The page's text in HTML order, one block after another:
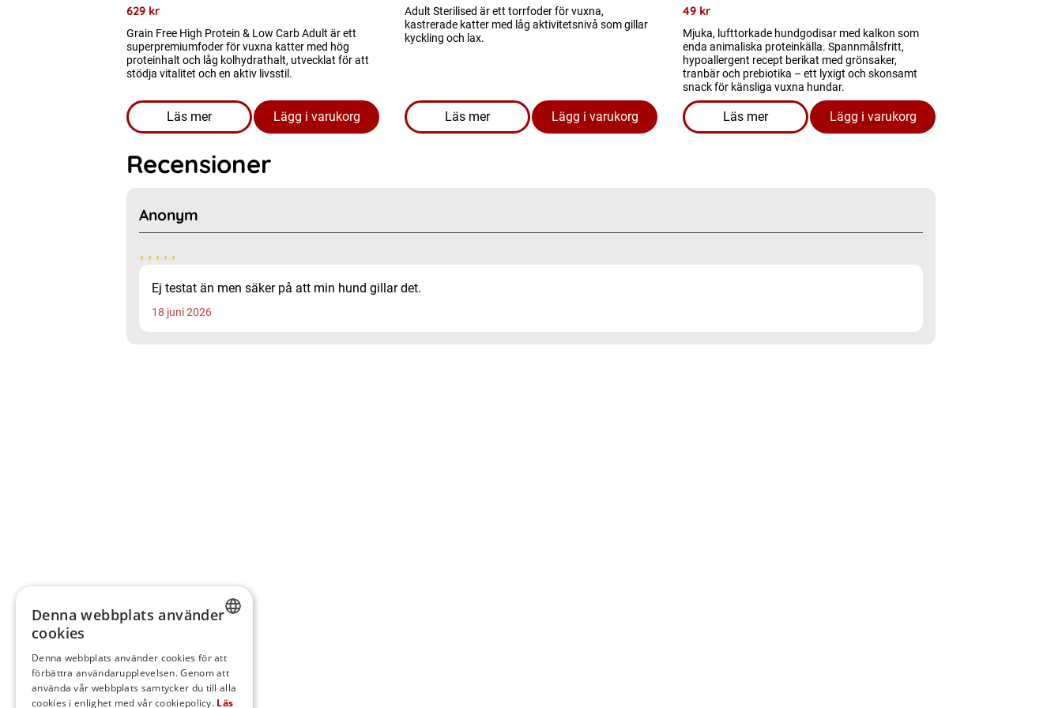
629 kr
Grain Free High Protein & Low Carb Adult är ett
superpremiumfoder för vuxna katter med hög
proteinhalt och låg kolhydrathalt, utvecklat för att
stödja vitalitet och en aktiv livsstil.
Läs mer
om produkten Kattmat - Grain Free High Protein & Low Carb Adult
Lägg i varukorg
Adult Sterilised är ett torrfoder för vuxna,
kastrerade katter med låg aktivitetsnivå som gillar
kyckling och lax.
Läs mer
om produkten Kattmat - Adult Sterilised
Lägg i varukorg
49 kr
Mjuka, lufttorkade hundgodisar med kalkon som
enda animaliska proteinkälla. Spannmålsfritt,
hypoallergent recept berikat med grönsaker,
tranbär och prebiotika – ett lyxigt och skonsamt
snack för känsliga vuxna hundar.
Läs mer
om produkten Hundgodis - Hypoallergenic Turkey Treats
Lägg i varukorg
Recensioner
Anonym
Ej testat än men säker på att min hund gillar det.
18 juni 2026
FINNISH
DANISH
Denna webbplats använder
cookies
Denna webbplats använder cookies för att
förbättra användarupplevelsen. Genom att
använda vår webbplats samtycker du till alla
cookies i enlighet med vår cookiepolicy. Läs